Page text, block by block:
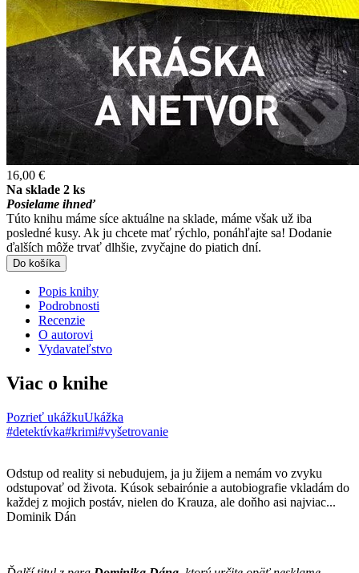
16,00 €
Na sklade 2 ks
Posielame ihneď
Túto knihu máme síce aktuálne na sklade, máme však už iba
posledné kusy. Ak ju chcete mať rýchlo, ponáhľajte sa! Dodanie
ďalších môže trvať dlhšie, zvyčajne do piatich dní.
Do košíka
Popis knihy
Podrobnosti
Recenzie
O autorovi
Vydavateľstvo
Viac o knihe
Pozrieť ukážkuUkážka
#detektívka#krimi#vyšetrovanie
Odstup od reality si nebudujem, ja ju žijem a nemám vo zvyku
odstupovať od života. Kúsok sebairónie a autobiografie vkladám do
každej z mojich postáv, nielen do Krauza, ale doňho asi najviac...
Dominik Dán